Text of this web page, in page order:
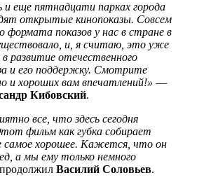
и еще пятнадцати парках города
открытые кинопоказы. Совсем
формата показов у нас в стране в
и, я считаю, это уже
развитие отечественного
и его поддержку. Смотрите
и хороших вам впечатлений!» —
Кибовский.
все, что здесь сегодня
фильм как губка собирает
самое хорошее. Кажется, что он
а мы ему только немного
Василий Соловьев.